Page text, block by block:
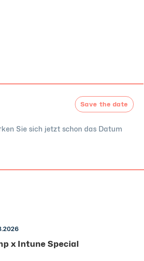
Save the date
Sie sich jetzt schon das Datum
x Intune Special